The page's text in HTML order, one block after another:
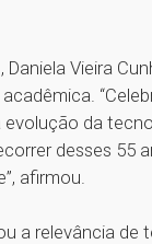
Daniela Vieira
evolução da
desses 55
afirmou.
a relevância